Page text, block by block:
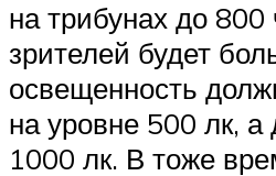
на трибунах до 800
зрителей будет
освещенность
на уровне 500 лк,
1000 лк. В тоже